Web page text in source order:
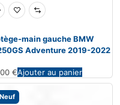
main gauche BMW
Adventure 2019-2022
€Ajouter au panier
Neuf